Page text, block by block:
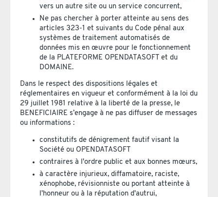
vers un autre site ou un service concurrent,
Ne pas chercher à porter atteinte au sens des
articles 323-1 et suivants du Code pénal aux
systèmes de traitement automatisés de
données mis en œuvre pour le fonctionnement
de la PLATEFORME OPENDATASOFT et du
DOMAINE.
Dans le respect des dispositions légales et
réglementaires en vigueur et conformément à la loi du
29 juillet 1981 relative à la liberté de la presse, le
BENEFICIAIRE s’engage à ne pas diffuser de messages
ou informations :
constitutifs de dénigrement fautif visant la
Société ou OPENDATASOFT
contraires à l'ordre public et aux bonnes mœurs,
à caractère injurieux, diffamatoire, raciste,
xénophobe, révisionniste ou portant atteinte à
l'honneur ou à la réputation d'autrui,